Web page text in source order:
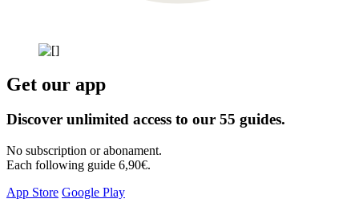
Get our app
Discover unlimited access to our 55 guides.
No subscription or abonament.
Each following guide 6,90€.
App Store Google Play